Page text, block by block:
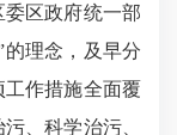
区政府统一部
理念，及早分
作措施全面覆
、科学治污、